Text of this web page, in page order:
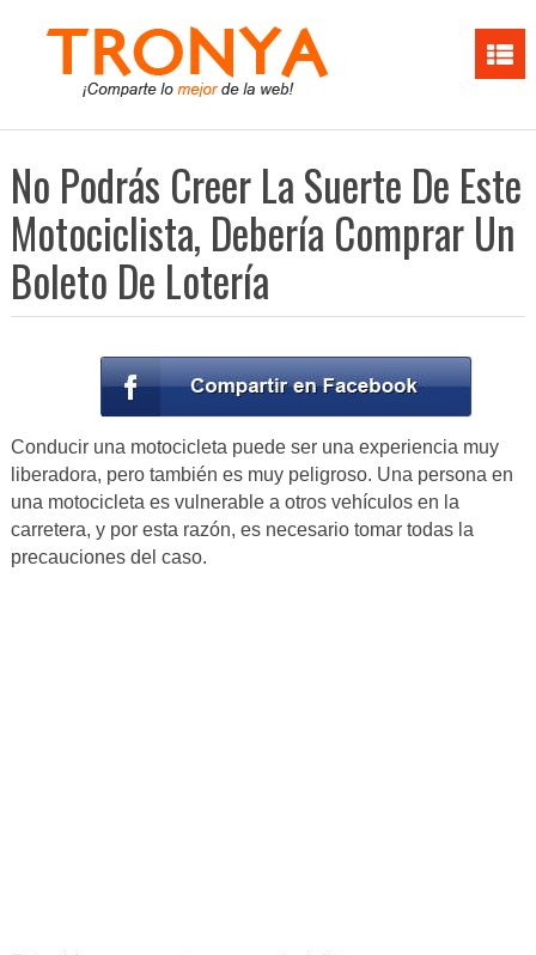
No Podrás Creer La Suerte De Este
Motociclista, Debería Comprar Un
Boleto De Lotería
Conducir una motocicleta puede ser una experiencia muy
liberadora, pero también es muy peligroso. Una persona en
una motocicleta es vulnerable a otros vehículos en la
carretera, y por esta razón, es necesario tomar todas la
precauciones del caso.